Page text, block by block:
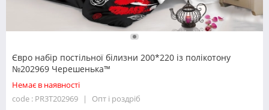
Євро набір постільної білизни 200*220 із полікотону
№202969 Черешенька™
Немає в наявності
code : PR3T202969
Опт і роздріб